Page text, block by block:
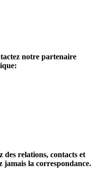
notre partenaire
relations, contacts et
jamais la correspondance.